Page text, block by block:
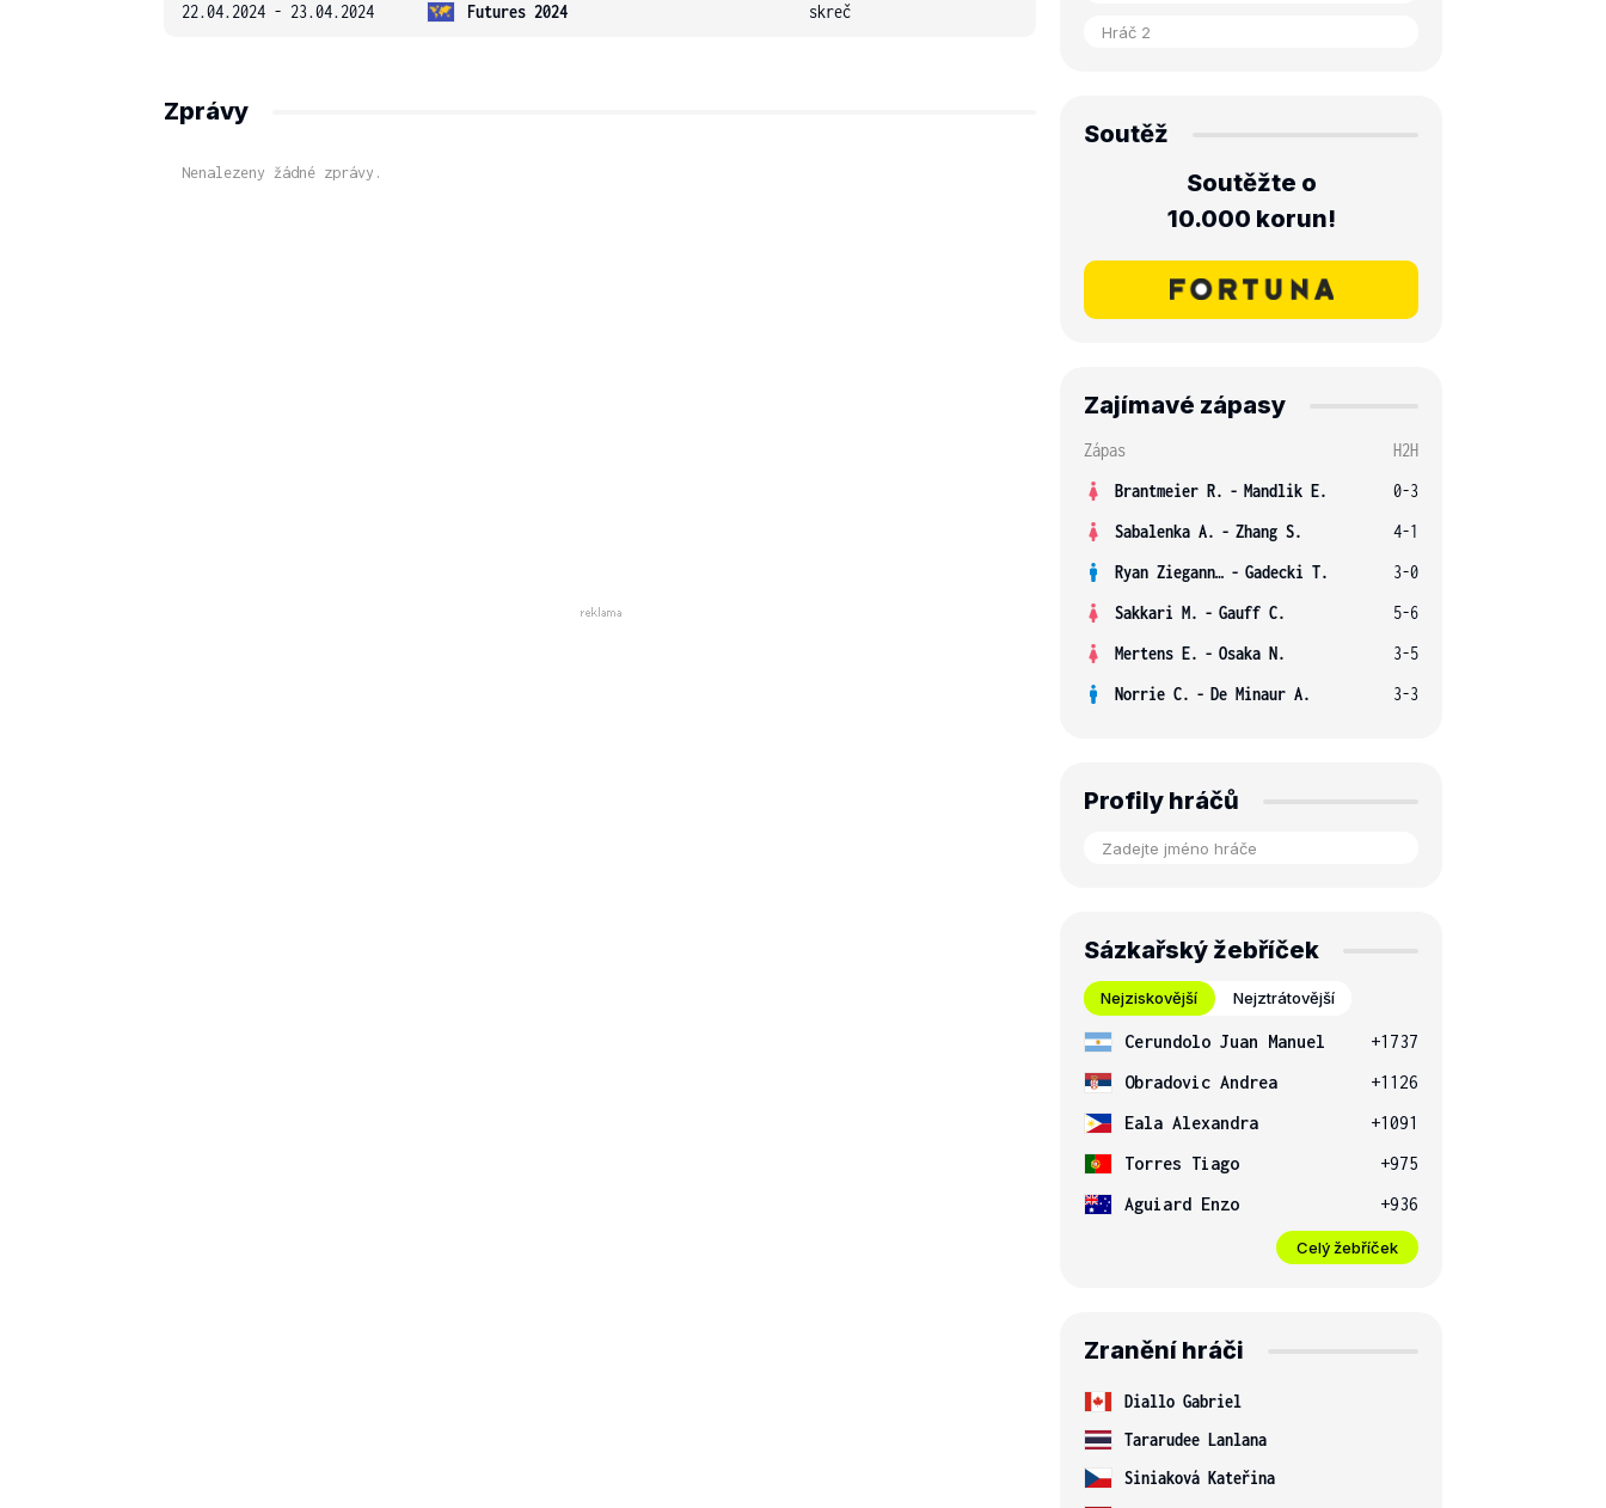
22.04.2024 - 23.04.2024 Futures 2024 skreč
Zprávy
Nenalezeny žádné zprávy.
Soutěž
Soutěžte o
10.000 korun!
Zajímavé zápasy
Zápas
H2H
Brantmeier R. - Mandlik E.
0-3
Sabalenka A. - Zhang S.
4-1
Ryan Ziegann S. - Gadecki T.
3-0
Sakkari M. - Gauff C.
5-6
Mertens E. - Osaka N.
3-5
Norrie C. - De Minaur A. 3-3
Profily hráčů
Sázkařský žebříček
Nejziskovější Nejztrátovější
Cerundolo Juan Manuel
+1737
Obradovic Andrea
+1126
Eala Alexandra
+1091
Torres Tiago
+975
Aguiard Enzo
+936
Celý žebříček
Zranění hráči
Diallo Gabriel
Tararudee Lanlana
Siniaková Kateřina